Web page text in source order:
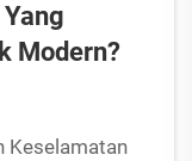
Modern?
Keselamatan